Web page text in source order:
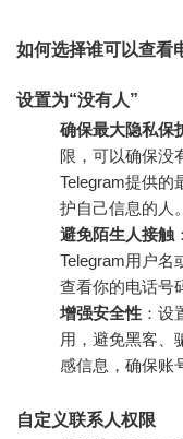
如何选择谁可以查看
设置为“没有人”
确保最大隐私保
限，可以确保没
Telegram提供的
护自己信息的人。
避免陌生人接触
Telegram用户名
查看你的电话号
增强安全性 ：设
用，避免黑客、
感信息，确保账
自定义联系人权限